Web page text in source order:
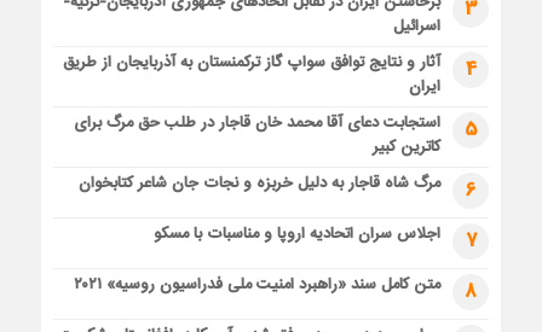
3
اسرائیل
4
آثار و نتایج توافق سواپ گاز ترکمنستان به آذربایجان از طریق
ایران
5
استجابت دعای آقا محمد خان قاجار در طلب حق مرگ برای
کاترین کبیر
6 مرگ شاه قاجار به دلیل خربزه و نجات جان شاعر کتابخوان
7 اجلاس سران اتحادیه اروپا و مناسبات با مسکو
8 متن کامل سند «راهبرد امنیت ملی فدراسیون روسیه» ۲۰۲۱